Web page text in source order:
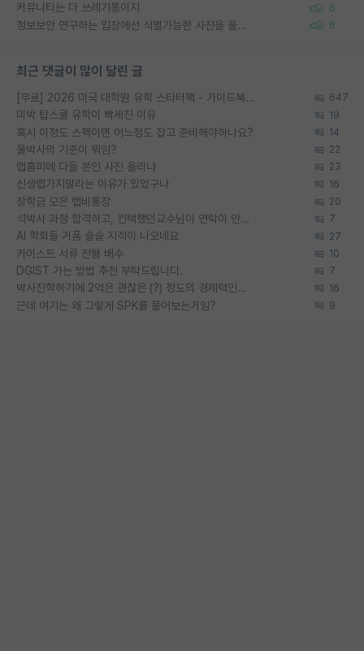
커뮤니티는 다 쓰레기통이지 6
정보보안 연구하는 입장에선 식별가능한 사진을 올리는건 비추이긴함 6
최근 댓글이 많이 달린 글
[무료] 2026 미국 대학원 유학 스타터팩 - 가이드북 & 합격자 컨택메일 템플릿 647
미박 탑스쿨 유학이 빡세진 이유 19
혹시 이정도 스펙이면 어느정도 잡고 준비해야하나요? 14
물박사의 기준이 뭐임? 22
랩홈피에 다들 본인 사진 올리냐 23
신생랩가지말라는 이유가 있었구나 16
장학금 모은 랩비통장 20
석박사 과정 합격하고, 컨택했던교수님이 연락이 안됩니다... 7
AI 학회들 거품 슬슬 지적이 나오네요 27
카이스트 서류 전형 배수 10
DGIST 가는 방법 추천 부탁드립니다. 7
박사진학하기에 2억은 괜찮은 (?) 정도의 경제력인가요 16
근데 여기는 왜 그렇게 SPK를 물어보는거임? 9